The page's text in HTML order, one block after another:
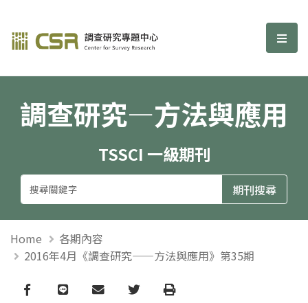
調查研究—方法與應用期刊 選
調查研究—方法與應用
TSSCI 一級期刊
Home
各期內容
2016年4月《調查研究——方法與應用》第35期
Facebook
line email TwitterPrint